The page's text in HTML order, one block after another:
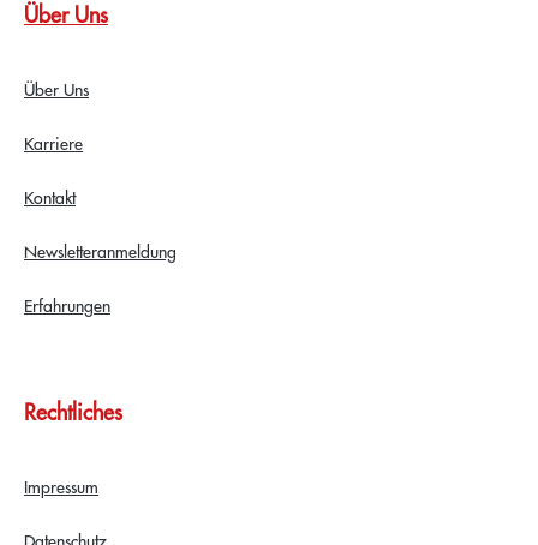
Über Uns
Über Uns
Karriere
Kontakt
Newsletteranmeldung
Erfahrungen
Rechtliches
Impressum
Datenschutz